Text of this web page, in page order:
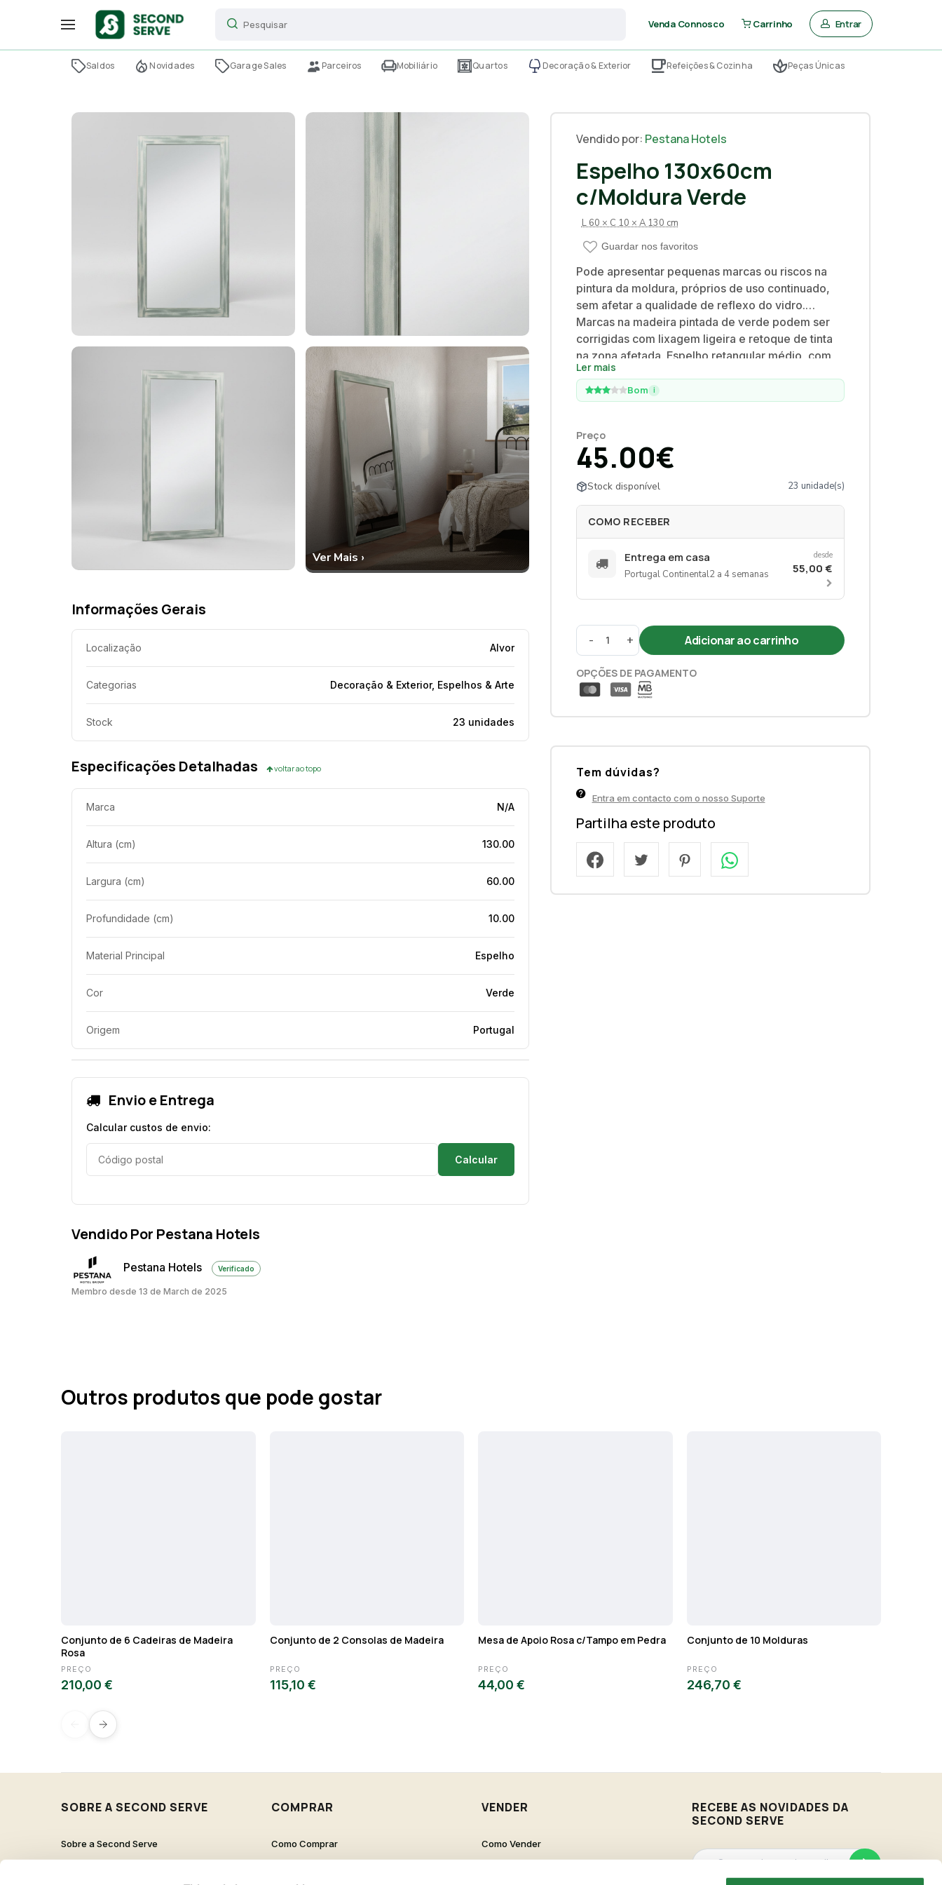
Venda Connosco Carrinho Entrar
Saldos Novidades Garage Sales Parceiros Mobiliário Quartos Decoração & Exterior Refeições & Cozinha Peças Únicas
Ver Mais ›
Informações Gerais
Localização Alvor
Categorias Decoração & Exterior, Espelhos & Arte
Stock 23 unidades
Especificações Detalhadas voltar ao topo
Marca N/A
Altura (cm) 130.00
Largura (cm) 60.00
Profundidade (cm) 10.00
Material Principal Espelho
Cor Verde
Origem Portugal
Envio e Entrega
Calcular custos de envio:
Calcular
Vendido Por Pestana Hotels
Pestana Hotels Verificado
Membro desde 13 de March de 2025
Vendido por: Pestana Hotels
Espelho 130x60cm
c/Moldura Verde
L 60 × C 10 × A 130 cm
Guardar nos favoritos
Pode apresentar pequenas marcas ou riscos na
pintura da moldura, próprios de uso continuado,
sem afetar a qualidade de reflexo do vidro.
Marcas na madeira pintada de verde podem ser
corrigidas com lixagem ligeira e retoque de tinta
na zona afetada. Espelho retangular médio, com
moldura larga em madeira pintada de verde.
Versátil, pode ser usado na vertical, apoiado no
chão ou pendurado na parede.
Ler mais
Bom i
Preço
45.00€
Stock disponível 23 unidade(s)
COMO RECEBER
Entrega em casa
Portugal Continental2 a 4 semanas
desde
55,00 €
- +
OPÇÕES DE PAGAMENTO
Tem dúvidas?
Entra em contacto com o nosso Suporte
Partilha este produto
Outros produtos que pode gostar
Conjunto de 6 Cadeiras de Madeira
Rosa
PREÇO
210,00 €
Conjunto de 2 Consolas de Madeira
PREÇO
115,10 €
Mesa de Apoio Rosa c/Tampo em Pedra
PREÇO
44,00 €
Conjunto de 10 Molduras
PREÇO
246,70 €
SOBRE A SECOND SERVE
Sobre a Second Serve
COMPRAR
Como Comprar
VENDER
Como Vender
RECEBE AS NOVIDADES DA
SECOND SERVE